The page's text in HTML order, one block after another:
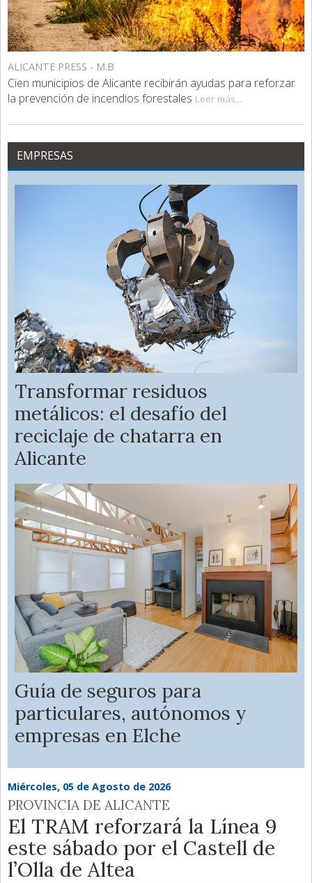
ALICANTE PRESS - M.B
Cien municipios de Alicante recibirán ayudas para reforzar
la prevención de incendios forestales Leer más...
EMPRESAS
Transformar residuos
metálicos: el desafío del
reciclaje de chatarra en
Alicante
Guía de seguros para
particulares, autónomos y
empresas en Elche
Miércoles, 05 de Agosto de 2026
PROVINCIA DE ALICANTE
El TRAM reforzará la Línea 9
este sábado por el Castell de
l’Olla de Altea